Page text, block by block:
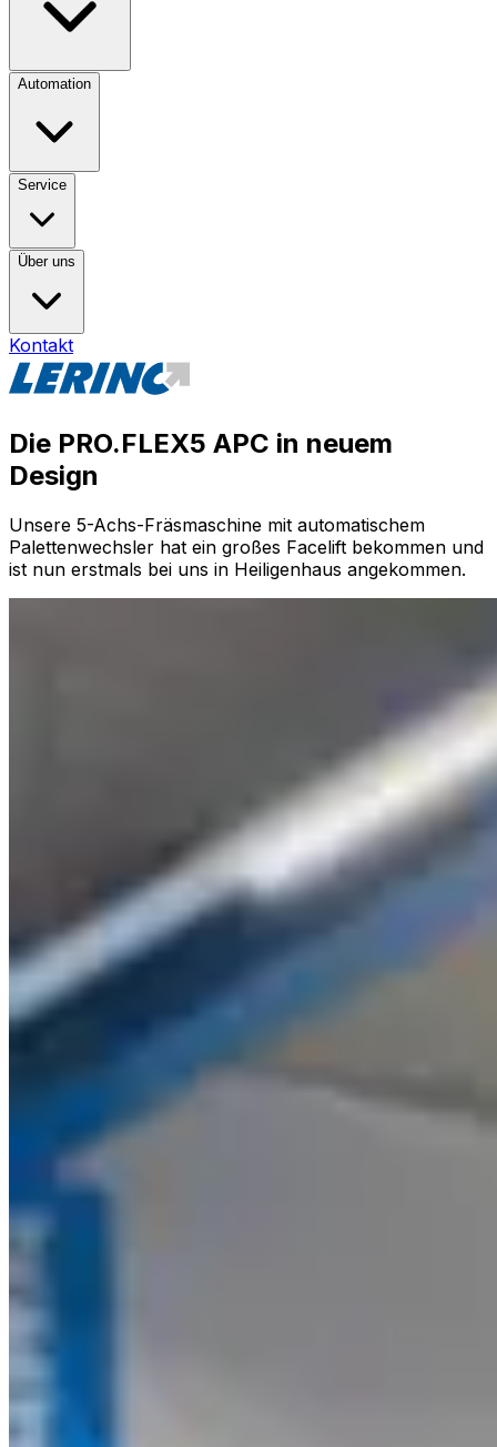
Automation
Service
Über uns
Kontakt
Die PRO.FLEX5 APC in neuem
Design
Unsere 5-Achs-Fräsmaschine mit automatischem
Palettenwechsler hat ein großes Facelift bekommen und
ist nun erstmals bei uns in Heiligenhaus angekommen.